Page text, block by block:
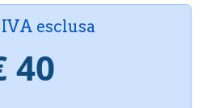
IVA esclusa
40